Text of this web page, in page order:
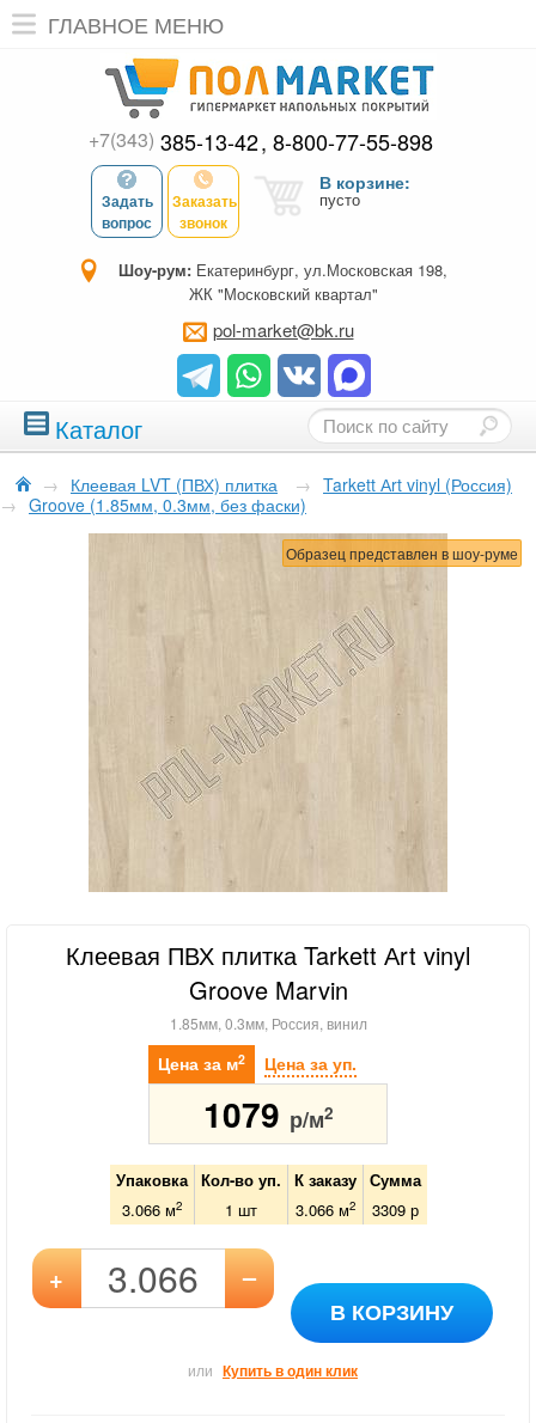
ГЛАВНОЕ МЕНЮ
+7(343) 385-13-42 8-800-77-55-898
Задать
вопрос
Заказать
звонок
В корзине:
пусто
Шоу-рум: Екатеринбург, ул.Московская 198,
ЖК "Московский квартал"
pol-market@bk.ru
Каталог
→ Клеевая LVT (ПВХ) плитка → Tarkett Аrt vinyl (Россия)
→ Groove (1.85мм, 0.3мм, без фаски)
Образец представлен в шоу-руме
Клеевая ПВХ плитка Tarkett Аrt vinyl
Groove Marvin
1.85мм, 0.3мм, Россия, винил
Цена за м2 Цена за уп.
1079 р/м2
Упаковка Кол-во уп. К заказу
Сумма
3.066 м2 1 шт 3.066м2 3309р
+ –
В КОРЗИНУ
или Купить в один клик